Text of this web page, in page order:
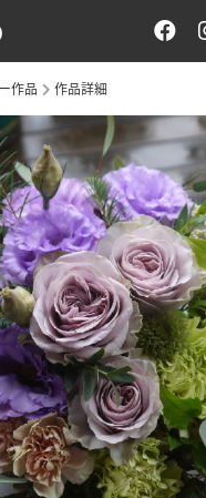
お花を注文する・探す
おまかせ注文
最近のオーダー作品
アーティストで選ぶ
届けたい気持ちで選ぶ
会員メニュー
ログイン
会員登録
作品 作品詳細